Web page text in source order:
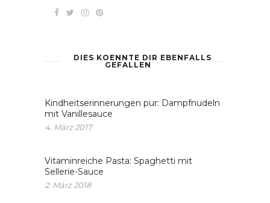
DIES KOENNTE DIR EBENFALLS
GEFALLEN
Kindheitserinnerungen pur: Dampfnudeln
mit Vanillesauce
4. März 2017
Vitaminreiche Pasta: Spaghetti mit
Sellerie-Sauce
2. März 2018